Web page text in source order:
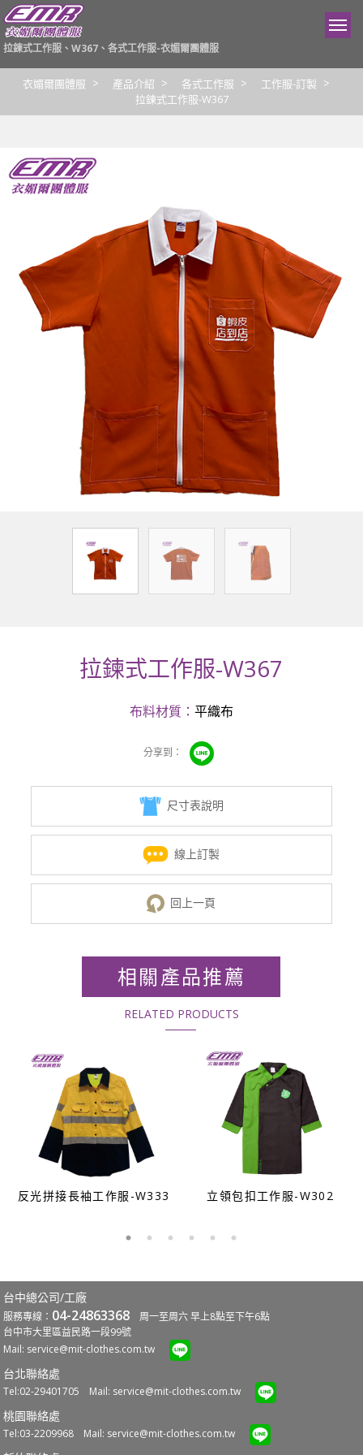
拉鍊式工作服、W367、各式工作服-衣媚爾團體服
衣媚爾團體服 產品介紹 各式工作服
工作服-訂製
拉鍊式工作服-W367
拉鍊式工作服-W367
布料材質： 平織布
尺寸表說明
線上訂製
回上一頁
相關產品推薦
RELATED PRODUCTS
反光拼接長袖工作服-W333 立領包扣工作服-W302
台中總公司/工廠
服務專線： 04-24863368 周一至周六 早上8點至下午6點
台中市大里區益民路一段99號
Mail: service@mit-clothes.com.tw
台北聯絡處
Tel:02-29401705 Mail: service@mit-clothes.com.tw
桃園聯絡處
Tel:03-2209968 Mail: service@mit-clothes.com.tw